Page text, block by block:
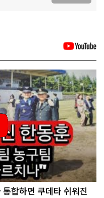
합하면 쿠데타 쉬워진